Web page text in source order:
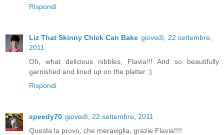
Rispondi
Liz That Skinny Chick Can Bake giovedì, 22 settembre,
2011
Oh, what delicious nibbles, Flavia!!! And so beautifully
garnished and lined up on the platter :)
Rispondi
speedy70 giovedì, 22 settembre, 2011
Questa la provo, che meraviglia, grazie Flavia!!!!